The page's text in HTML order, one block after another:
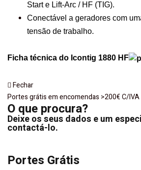
Start e Lift-Arc / HF (TIG).
Conectável a geradores com
tensão de trabalho.
Ficha técnica do Icontig 1880 HF
Fechar
Portes grátis em encomendas >200€ C/IVA
O que procura?
Deixe os seus dados e um
contactá-lo.
Portes Grátis